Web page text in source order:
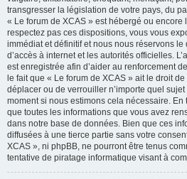
transgresser la législation de votre pays, du
« Le forum de XCAS » est hébergé ou
respectez pas ces dispositions, vous vous
immédiat et définitif et nous nous réservons le
d’accès à internet et les autorités officielles.
est enregistrée afin d’aider au renforcement
le fait que « Le forum de XCAS » ait le droit
déplacer ou de verrouiller n’importe quel sujet
moment si nous estimons cela nécessaire. En
que toutes les informations que vous avez
dans notre base de données. Bien que ces
diffusées à une tierce partie sans votre
XCAS », ni phpBB, ne pourront être tenus
tentative de piratage informatique visant à